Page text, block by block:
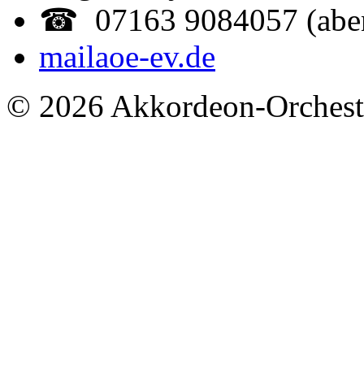
☎ 07163 9084057
mailaoe-ev.de
© 2026 Akkordeon-